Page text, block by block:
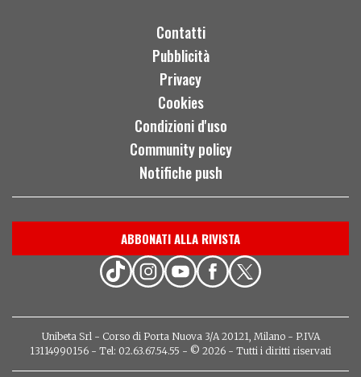
Contatti
Pubblicità
Privacy
Cookies
Condizioni d'uso
Community policy
Notifiche push
ABBONATI ALLA RIVISTA
Unibeta Srl - Corso di Porta Nuova 3/A 20121, Milano - P.IVA
13114990156 - Tel: 02.63.67.54.55 - © 2026 - Tutti i diritti riservati